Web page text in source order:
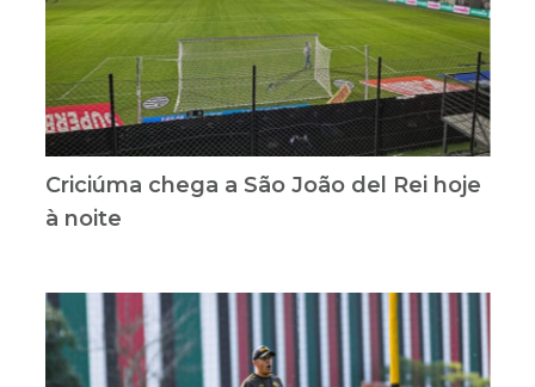
Criciúma chega a São João del Rei hoje
à noite